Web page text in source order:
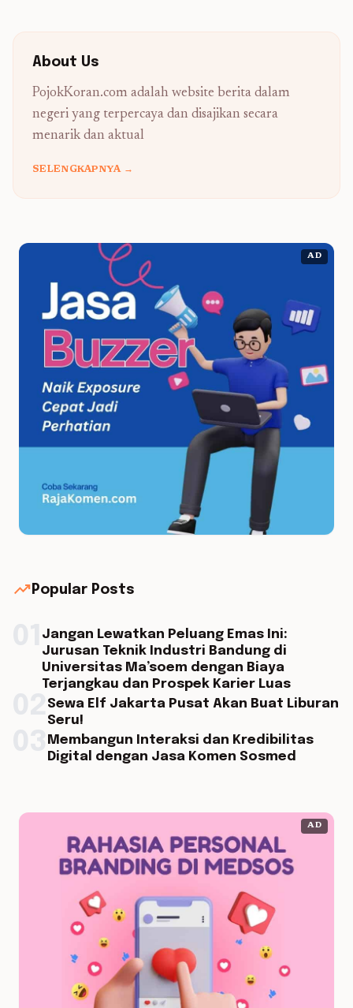
About Us
PojokKoran.com adalah website berita dalam
negeri yang terpercaya dan disajikan secara
menarik dan aktual
SELENGKAPNYA →
AD
trending_up Popular Posts
Jangan Lewatkan Peluang Emas Ini:
Jurusan Teknik Industri Bandung di
Universitas Ma’soem dengan Biaya
Terjangkau dan Prospek Karier Luas
Sewa Elf Jakarta Pusat Akan Buat Liburan
Seru!
Membangun Interaksi dan Kredibilitas
Digital dengan Jasa Komen Sosmed
AD